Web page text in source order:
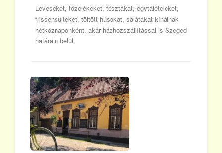
Leveseket, főzelékeket, tésztákat, egytálételeket,
frissensülteket, töltött húsokat, salátákat kínálnak
hétköznaponként, akár házhozszállítással is Szeged
határain belül.